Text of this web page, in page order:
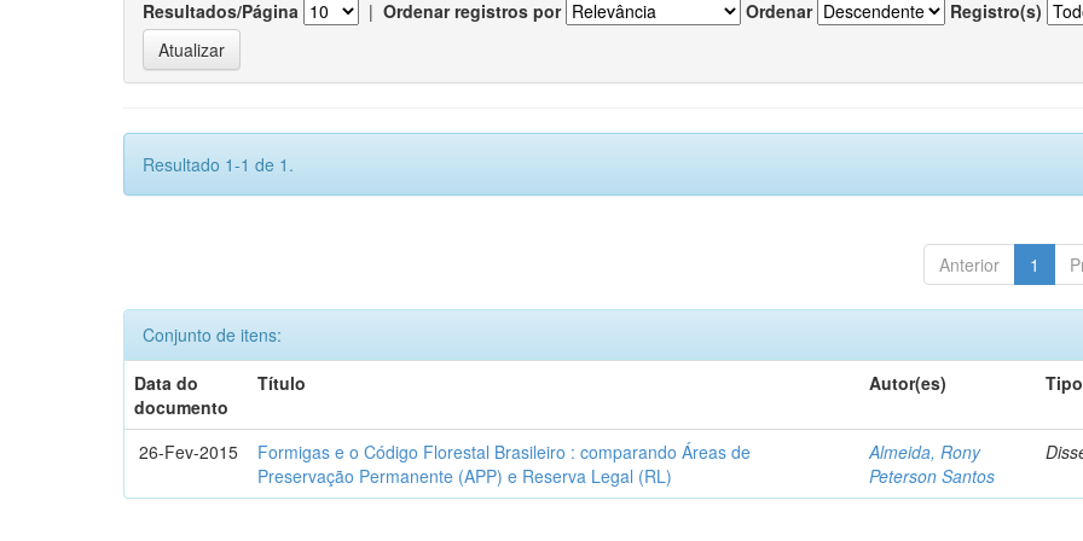
Resultados/Página | Ordenar registros por Ordenar Registro(s)
Resultado 1-1 de 1.
Anterior 1
Conjunto de itens:
Data do
documento
Título Autor(es) Tipo
26-Fev-2015
Formigas e o Código Florestal Brasileiro : comparando Áreas de
Preservação Permanente (APP) e Reserva Legal (RL)
Almeida, Rony
Peterson Santos